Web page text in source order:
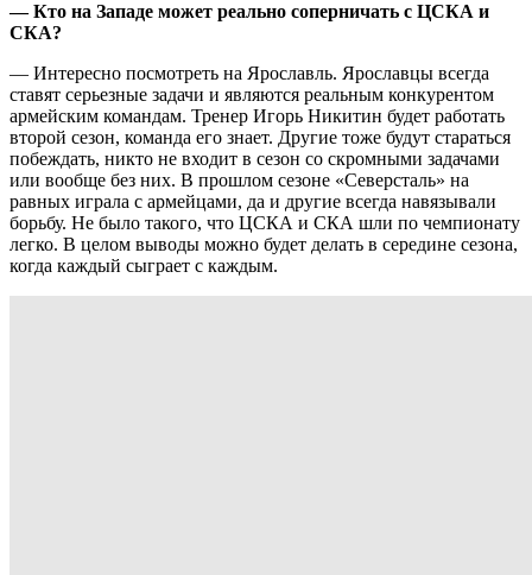
— Кто на Западе может реально соперничать с ЦСКА и
СКА?
— Интересно посмотреть на Ярославль. Ярославцы всегда
ставят серьезные задачи и являются реальным конкурентом
армейским командам. Тренер Игорь Никитин будет работать
второй сезон, команда его знает. Другие тоже будут стараться
побеждать, никто не входит в сезон со скромными задачами
или вообще без них. В прошлом сезоне «Северсталь» на
равных играла с армейцами, да и другие всегда навязывали
борьбу. Не было такого, что ЦСКА и СКА шли по чемпионату
легко. В целом выводы можно будет делать в середине сезона,
когда каждый сыграет с каждым.